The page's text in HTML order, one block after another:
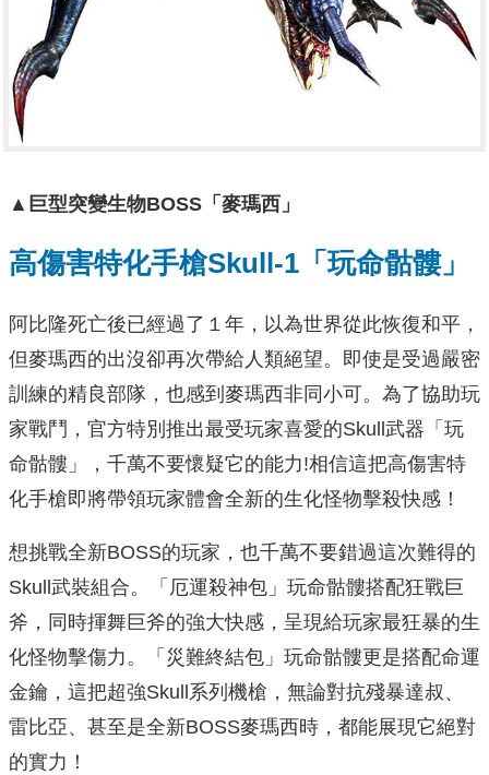
▲ 巨型突變生物BOSS 「麥瑪西」
高傷害特化手槍Skull-1 「玩命骷髏」
阿比隆死亡後已經過了１年，以為世界從此恢復和平，
但麥瑪西的出沒卻再次帶給人類絕望。即使是受過嚴密
訓練的精良部隊，也感到麥瑪西非同小可。為了協助玩
家戰鬥，官方特別推出最受玩家喜愛的Skull武器「玩
命骷髏」，千萬不要懷疑它的能力!相信這把高傷害特
化手槍即將帶領玩家體會全新的生化怪物擊殺快感！
想挑戰全新BOSS的玩家，也千萬不要錯過這次難得的
Skull武裝組合。「厄運殺神包」玩命骷髏搭配狂戰巨
斧，同時揮舞巨斧的強大快感，呈現給玩家最狂暴的生
化怪物擊傷力。「災難終結包」玩命骷髏更是搭配命運
金鑰，這把超強Skull系列機槍，無論對抗殘暴達叔、
雷比亞、甚至是全新BOSS麥瑪西時，都能展現它絕對
的實力！